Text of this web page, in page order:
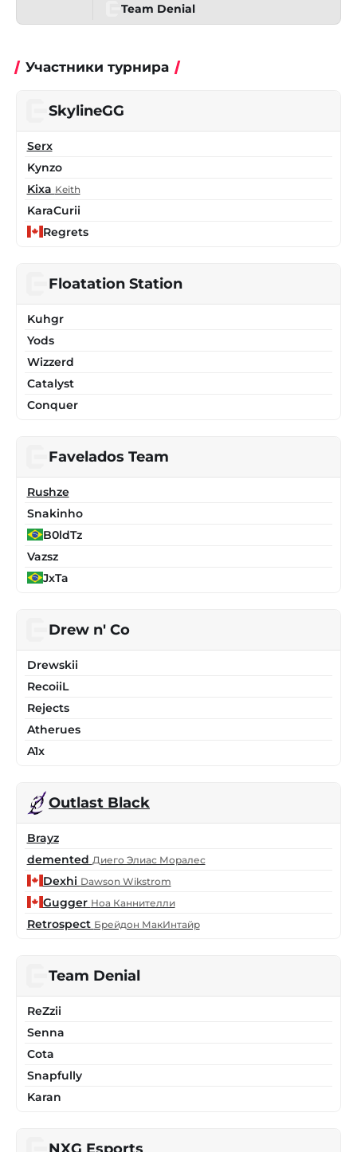
Team Denial
Участники турнира
SkylineGG
Serx
Kynzo
Kixa Keith
KaraCurii
Regrets
Floatation Station
Kuhgr
Yods
Wizzerd
Catalyst
Conquer
Favelados Team
Rushze
Snakinho
B0ldTz
Vazsz
JxTa
Drew n' Co
Drewskii
RecoiiL
Rejects
Atherues
A1x
Outlast Black
Brayz
demented Диего Элиас Моралес
Dexhi Dawson Wikstrom
Gugger Ноа Каннителли
Retrospect Брейдон МакИнтайр
Team Denial
ReZzii
Senna
Cota
Snapfully
Karan